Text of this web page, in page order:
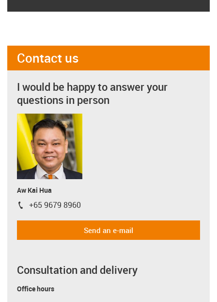
Contact us
I would be happy to answer your
questions in person
Aw Kai Hua
igus-icon-phone
+65 9679 8960
Send an e-mail
Consultation and delivery
Office hours